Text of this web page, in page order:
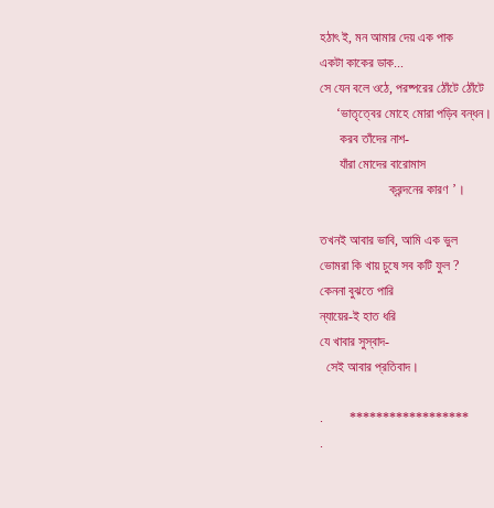
হঠাৎ ই, মন আমার দেয় এক পাক
একটা কাকের ডাক...
সে যেন বলে ওঠে, পরষ্পরের ঠোঁটে ঠোঁটে
‘ভাতৃত্বের মোহে মোরা পড়িব বন্ধন।
করব তাঁদের নাশ-
যাঁরা মোদের বারোমাস
ক্রন্দনের কারণ ’।
তখনই আবার ভাবি, আমি এক ভুল
ভোমরা কি খায় চুষে সব কটি ফুল ?
কেননা বুঝতে পারি
ন্যায়ের-ই হাত ধরি
যে খাবার সুস্বাদ-
সেই আবার প্রতিবাদ।
. ******************